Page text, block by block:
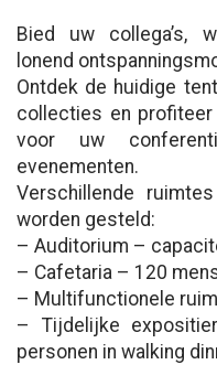
Bied uw collega’s,
lonend
Ontdek de huidige
collecties en
voor uw
evenementen.
Verschillende
worden gesteld:
– Auditorium –
– Cafetaria – 120
– Multifunctionele
– Tijdelijke
personen in walking